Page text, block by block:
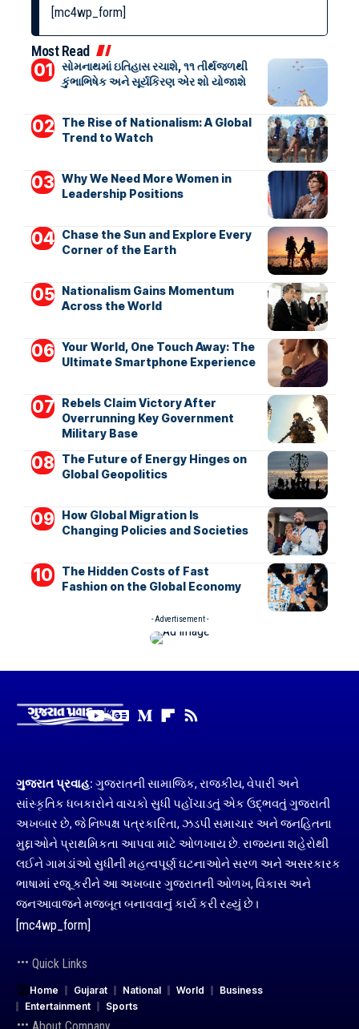
[mc4wp_form]
Most Read
સોમનાથમાં ઇતિહાસ રચાશે, ૧૧ તીર્થજળથી
કુંભાભિષેક અને સૂર્યકિરણ એર શો યોજાશે
The Rise of Nationalism: A Global
Trend to Watch
Why We Need More Women in
Leadership Positions
Chase the Sun and Explore Every
Corner of the Earth
Nationalism Gains Momentum
Across the World
Your World, One Touch Away: The
Ultimate Smartphone Experience
Rebels Claim Victory After
Overrunning Key Government
Military Base
The Future of Energy Hinges on
Global Geopolitics
How Global Migration Is
Changing Policies and Societies
The Hidden Costs of Fast
Fashion on the Global Economy
- Advertisement -
ગુજરાત પ્રવાહ: ગુજરાતની સામાજિક, રાજકીય, વેપારી અને
સાંસ્કૃતિક ધબકારોને વાચકો સુધી પહોંચાડતું એક ઉદ્ભવતું ગુજરાતી
અખબાર છે, જે નિષ્પક્ષ પત્રકારિતા, ઝડપી સમાચાર અને જનહિતના
મુદ્દાઓને પ્રાથમિકતા આપવા માટે ઓળખાય છે. રાજ્યના શહેરોથી
લઈને ગામડાંઓ સુધીની મહત્વપૂર્ણ ઘટનાઓને સરળ અને અસરકારક
ભાષામાં રજૂ કરીને આ અખબાર ગુજરાતની ઓળખ, વિકાસ અને
જનઆવાજને મજબૂત બનાવવાનું કાર્ય કરી રહ્યું છે।
[mc4wp_form]
Quick Links
Home Gujarat National World
Business
Entertainment
Sports